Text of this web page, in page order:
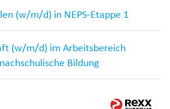
(w/m/d) in NEPS-Etappe 1
(w/m/d) im Arbeitsbereich
Bildung